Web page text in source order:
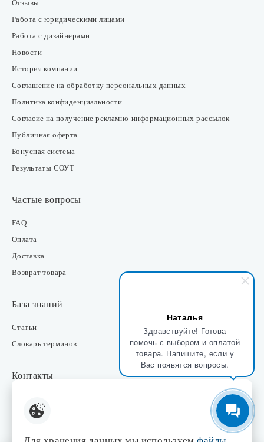
Наталья
Здравствуйте! Готова
помочь с выбором и оплатой
товара. Напишите, если у
Вас появятся вопросы.
Отзывы
Работа с юридическими лицами
Работа с дизайнерами
Новости
История компании
Соглашение на обработку персональных данных
Политика конфиденциальности
Согласие на получение рекламно-информационных рассылок
Публичная оферта
Бонусная система
Результаты СОУТ
Частые вопросы
FAQ
Оплата
Доставка
Возврат товара
База знаний
Статьи
Словарь терминов
Контакты
Интернет-магазин